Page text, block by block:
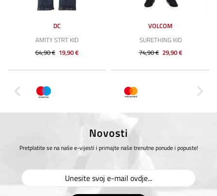
DC
AMITY STRT KID
64,90 € 19,90 €
VOLCOM
SURETHING KID
74,90 € 29,90 €
Novosti
Pretplatite se na naše e-vijesti i primajte naše trenutne ponude i popuste!